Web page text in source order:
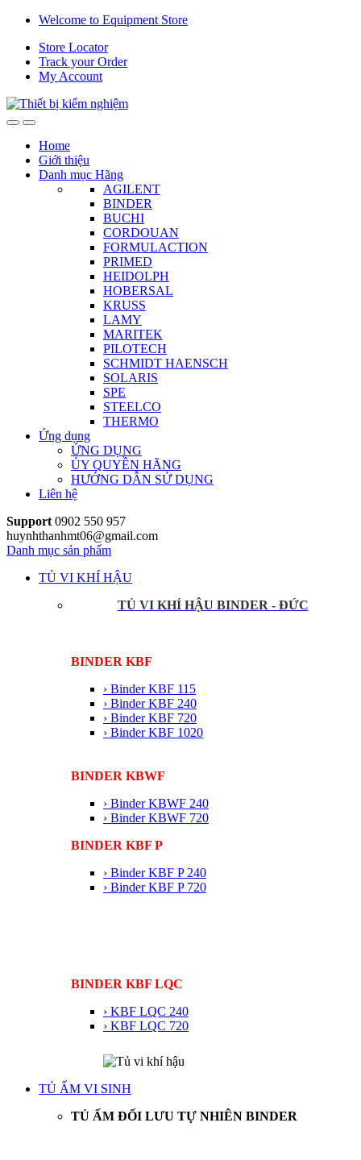
Skip
navigation
Skip
content
Welcome to Equipment Store
Store Locator
Track your Order
My Account
Home
Giới thiệu
Danh mục Hãng
AGILENT
BINDER
BUCHI
CORDOUAN
FORMULACTION
PRIMED
HEIDOLPH
HOBERSAL
KRUSS
LAMY
MARITEK
PILOTECH
SCHMIDT HAENSCH
SOLARIS
SPE
STEELCO
THERMO
Ứng dụng
ỨNG DỤNG
ỦY QUYỀN HÃNG
HƯỚNG DẪN SỬ DỤNG
Liên hệ
Support 0902 550 957
huynhthanhmt06@gmail.com
Danh mục sản phẩm
TỦ VI KHÍ HẬU
TỦ VI KHÍ HẬU BINDER - ĐỨC
BINDER KBF
› Binder KBF 115
› Binder KBF 240
› Binder KBF 720
› Binder KBF 1020
BINDER KBWF
› Binder KBWF 240
› Binder KBWF 720
BINDER KBF P
› Binder KBF P 240
› Binder KBF P 720
BINDER KBF LQC
› KBF LQC 240
› KBF LQC 720
TỦ ẤM VI SINH
TỦ ẤM ĐỐI LƯU TỰ NHIÊN BINDER